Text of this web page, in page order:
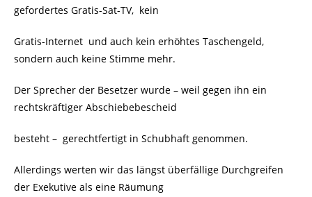
gefordertes Gratis-Sat-TV, kein
Gratis-Internet und auch kein erhöhtes Taschengeld,
sondern auch keine Stimme mehr.
Der Sprecher der Besetzer wurde – weil gegen ihn ein
rechtskräftiger Abschiebebescheid
besteht – gerechtfertigt in Schubhaft genommen.
Allerdings werten wir das längst überfällige Durchgreifen
der Exekutive als eine Räumung